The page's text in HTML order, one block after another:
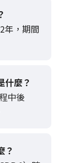
年，期間
什麼？
中後
？